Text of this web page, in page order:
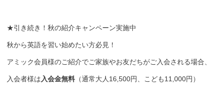
★引き続き！秋の紹介キャンペーン実施中
秋から英語を習い始めたい方必見！
アミック会員様のご紹介でご家族やお友だちがご入会される場合、
入会者様は 入会金無料 （通常大人16,500円、こども11,000円）